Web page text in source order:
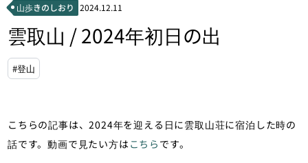
山歩きのしおり 2024.12.11
雲取山 / 2024年初日の出
#登山
こちらの記事は、2024年を迎える日に雲取山荘に宿泊した時の
話です。動画で見たい方はこちら です。